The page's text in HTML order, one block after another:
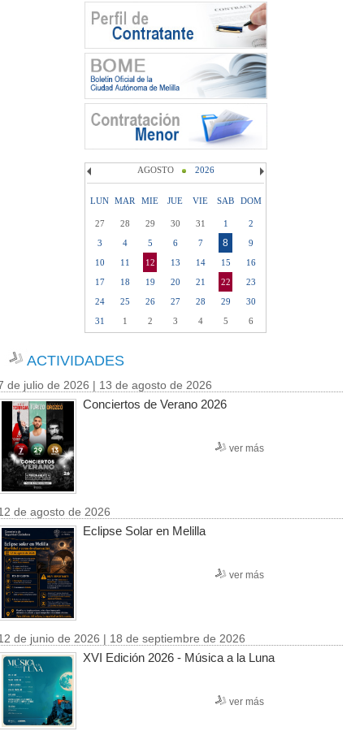
AGOSTO 2026
LUN MAR MIE JUE VIE SAB DOM
27 28 29 30 31 1
2
3
4 5 6 7 8
9
10
11 12 13 14 15
16
17
18 19 20 21 22
23
24
25 26 27 28 29
30
31
1 2 3 4 5 6
ACTIVIDADES
de julio de 2026 | 13 de agosto de 2026
Conciertos de Verano 2026
ver más
de agosto de 2026
Eclipse Solar en Melilla
ver más
de junio de 2026 | 18 de septiembre de 2026
XVI Edición 2026 - Música a la Luna
ver más